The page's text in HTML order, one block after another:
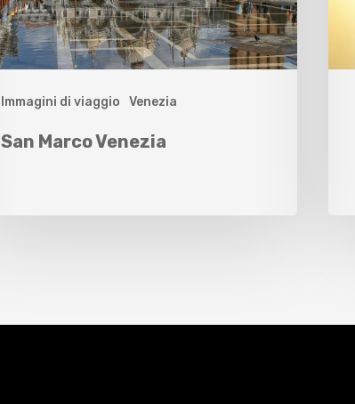
Immagini di viaggio Venezia
San Marco Venezia